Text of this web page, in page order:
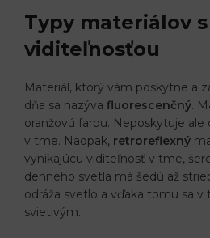
Typy materiálov
viditeľnosťou
Materiál, ktorý vám poskytne a
dňa sa nazýva fluorescenčný.
oranžovú farbu. Neposkytuje
v tme. Naopak, retroreflexný
vynikajúcu viditeľnosť v tme,
denného svetla má šedú až
odráža svetlo a vďaka tomu sa
svietivým.